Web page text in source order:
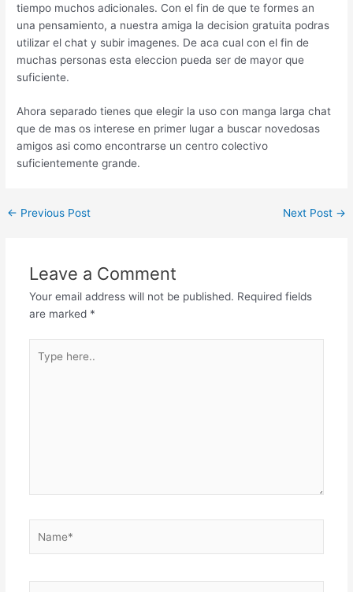
tiempo muchos adicionales. Con el fin de que te formes an
una pensamiento, a nuestra amiga la decision gratuita podras
utilizar el chat y subir imagenes. De aca cual con el fin de
muchas personas esta eleccion pueda ser de mayor que
suficiente.
Ahora separado tienes que elegir la uso con manga larga chat
que de mas os interese en primer lugar a buscar novedosas
amigos asi­ como encontrarse un centro colectivo
suficientemente grande.
← Previous Post Next Post →
Leave a Comment
Your email address will not be published. Required fields
are marked *
here..